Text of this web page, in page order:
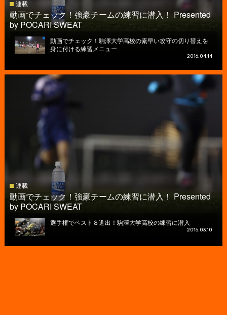
連載
動画でチェック！強豪チームの練習に潜入！ Presented
by POCARI SWEAT
動画でチェック！駒澤大学高校の素早い攻守の切り替えを
身に付ける練習メニュー
2016.04.14
連載
動画でチェック！強豪チームの練習に潜入！ Presented
by POCARI SWEAT
選手権でベスト８進出！駒澤大学高校の練習に潜入
2016.03.10